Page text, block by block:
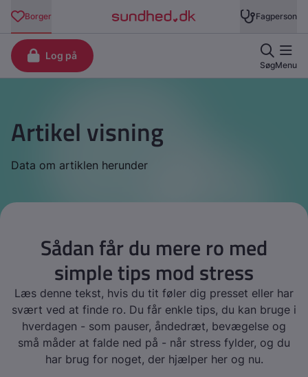
Artikel visning
Data om artiklen herunder
Sådan får du mere ro med
simple tips mod stress
Læs denne tekst, hvis du tit føler dig presset eller har
svært ved at finde ro. Du får enkle tips, du kan bruge i
hverdagen - som pauser, åndedræt, bevægelse og
små måder at falde ned på - når stress fylder, og du
har brug for noget, der hjælper her og nu.